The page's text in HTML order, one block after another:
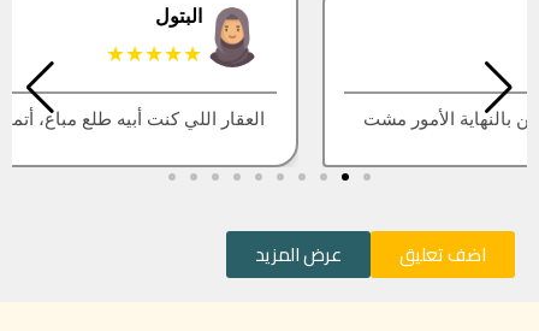
العقار اللي كنت أبيه طلع مباع، أتمنى التحديث يكون أسرع
اضف تعليق عرض المزيد